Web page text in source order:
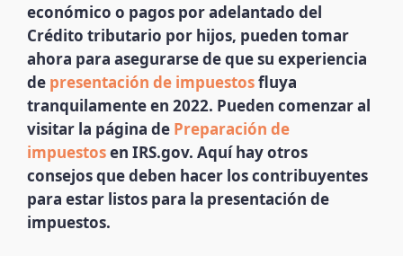
económico o pagos por adelantado del
Crédito tributario por hijos, pueden tomar
ahora para asegurarse de que su experiencia
de presentación de impuestosfluya
tranquilamente en 2022. Pueden comenzar al
visitar la página de Preparación de
impuestosen IRS.gov. Aquí hay otros
consejos que deben hacer los contribuyentes
para estar listos para la presentación de
impuestos.